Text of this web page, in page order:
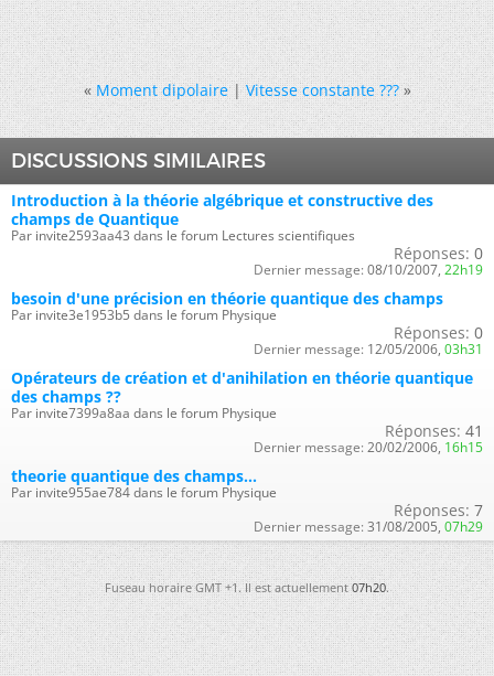
« Moment dipolaire|Vitesse constante ??? »
DISCUSSIONS SIMILAIRES
Introduction à la théorie algébrique et constructive des
champs de Quantique
Par invite2593aa43 dans le forum Lectures scientifiques
Réponses: 0
Dernier message: 08/10/2007, 22h19
besoin d'une précision en théorie quantique des champs
Par invite3e1953b5 dans le forum Physique
Réponses: 0
Dernier message: 12/05/2006, 03h31
Opérateurs de création et d'anihilation en théorie quantique
des champs ??
Par invite7399a8aa dans le forum Physique
Réponses: 41
Dernier message: 20/02/2006, 16h15
theorie quantique des champs...
Par invite955ae784 dans le forum Physique
Réponses: 7
Dernier message: 31/08/2005, 07h29
Fuseau horaire GMT +1. Il est actuellement07h20.